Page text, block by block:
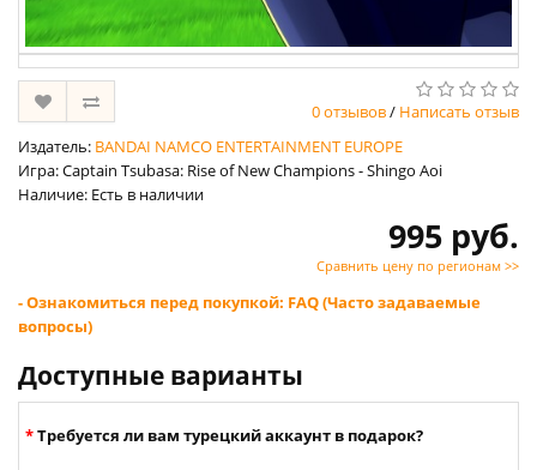
0 отзывов/ Написать отзыв
Издатель: BANDAI NAMCO ENTERTAINMENT EUROPE
Игра: Captain Tsubasa: Rise of New Champions - Shingo Aoi
Наличие: Есть в наличии
995 руб.
Сравнить цену по регионам >>
- Ознакомиться перед покупкой: FAQ (Часто задаваемые
вопросы)
Доступные варианты
Требуется ли вам турецкий аккаунт в подарок?